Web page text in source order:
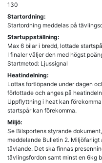
130
Startordning:
Startordning meddelas på
Startuppställning:
Max 6 bilar i bredd, lottade
I finaler väljer den med högst
Startmetod: Ljussignal
Heatindelning:
Lottas fortlöpande under dagen
förlottade och anges på
Uppflyttning i heat kan
startspår kan förekomma.
Miljö:
Se Bilsportens styrande
meddelande Bulletin 2.
tävlande. Det ska finnas
tävlingsfordon samt minst en 6kg